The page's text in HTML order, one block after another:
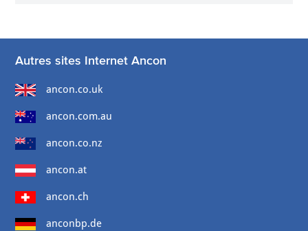
Autres sites Internet Ancon
ancon.co.uk
ancon.com.au
ancon.co.nz
ancon.at
ancon.ch
anconbp.de